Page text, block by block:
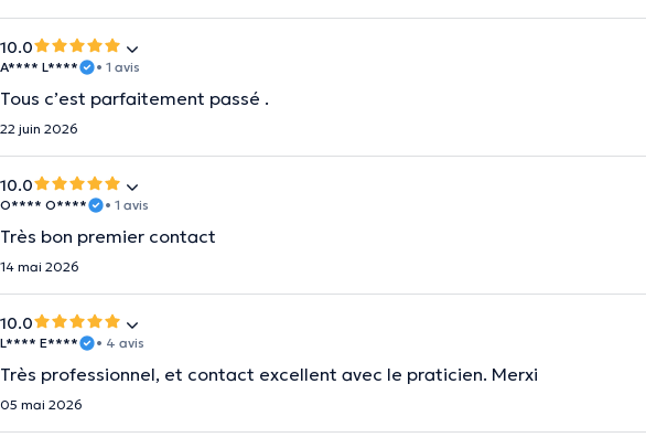
10.0
A**** L**** • 1 avis
Tous c’est parfaitement passé .
22 juin 2026
10.0
O**** O**** • 1 avis
Très bon premier contact
14 mai 2026
10.0
L**** E**** • 4 avis
Très professionnel, et contact excellent avec le praticien. Merxi
05 mai 2026